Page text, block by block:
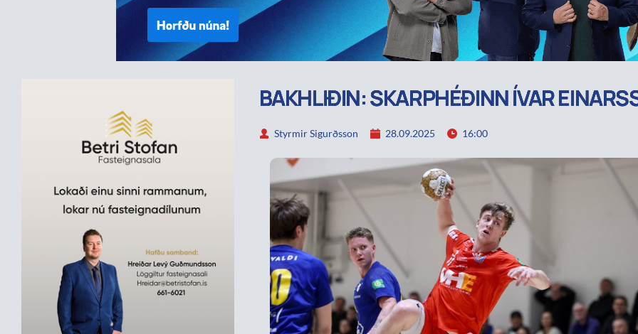
BAKHLIÐIN: SKARPHÉÐINN ÍVAR
Styrmir Sigurðsson 28.09.2025 16:00